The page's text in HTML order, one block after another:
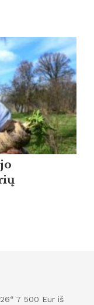
7 500 Eur iš